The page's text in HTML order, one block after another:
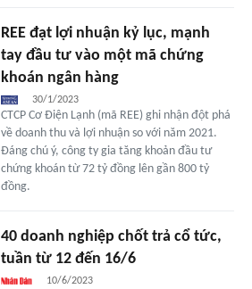
REE đạt lợi nhuận kỷ lục, mạnh
tay đầu tư vào một mã chứng
khoán ngân hàng
30/1/2023
CTCP Cơ Điện Lạnh (mã REE) ghi nhận đột phá
về doanh thu và lợi nhuận so với năm 2021.
Đáng chú ý, công ty gia tăng khoản đầu tư
chứng khoán từ 72 tỷ đồng lên gần 800 tỷ
đồng.
40 doanh nghiệp chốt trả cổ tức,
tuần từ 12 đến 16/6
10/6/2023